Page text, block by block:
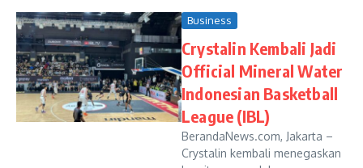
Business
Crystalin Kembali Jadi
Official Mineral Water
Indonesian Basketball
League (IBL)
BerandaNews.com, Jakarta –
Crystalin kembali menegaskan